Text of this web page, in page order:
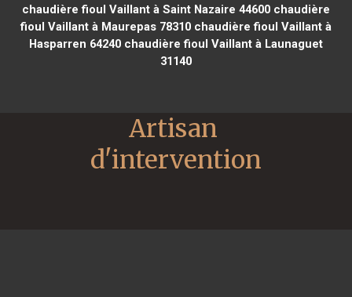
chaudière fioul Vaillant à Saint Nazaire 44600chaudière
fioul Vaillant à Maurepas 78310chaudière fioul Vaillant à
Hasparren 64240chaudière fioul Vaillant à Launaguet
31140
Artisan
d'intervention